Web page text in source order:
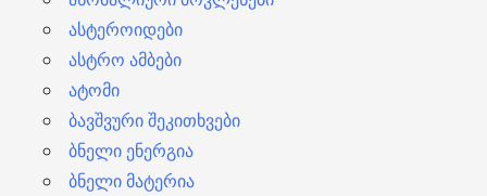
ასტეროიდები
ასტრო ამბები
ატომი
ბავშვური შეკითხვები
ბნელი ენერგია
ბნელი მატერია